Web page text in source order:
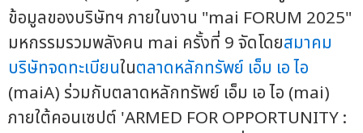
ข้อมูลของบริษัทฯ ภายในงาน "mai FORUM 2025"
มหกรรมรวมพลังคน mai ครั้งที่ 9 จัดโดยสมาคม
บริษัทจดทะเบียนในตลาดหลักทรัพย์ เอ็ม เอ ไอ
(maiA) ร่วมกับตลาดหลักทรัพย์ เอ็ม เอ ไอ (mai)
ภายใต้คอนเซปต์ 'ARMED FOR OPPORTUNITY :